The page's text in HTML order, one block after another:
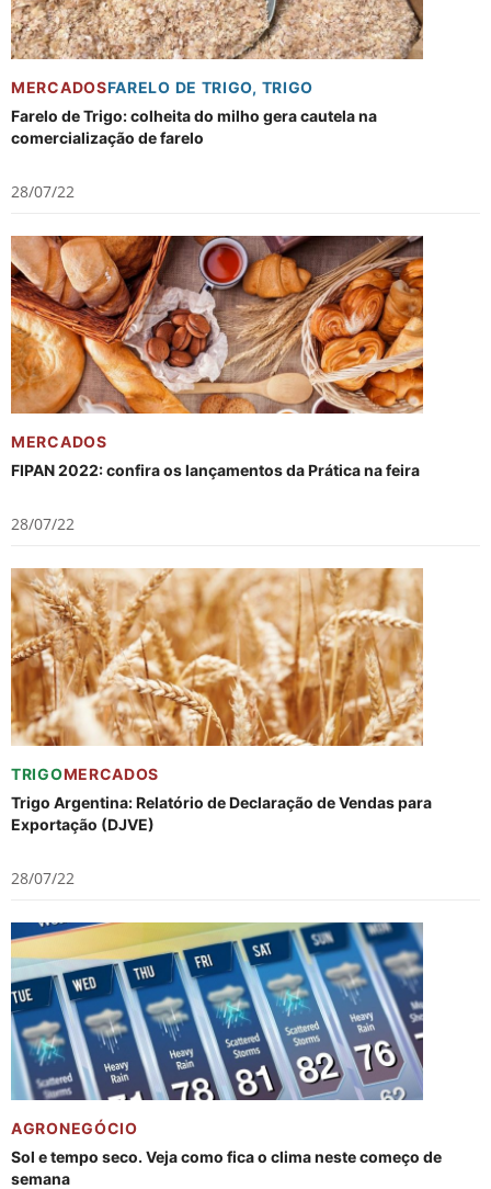
MERCADOSFARELO DE TRIGO, TRIGO
Farelo de Trigo: colheita do milho gera cautela na
comercialização de farelo
28/07/22
MERCADOS
FIPAN 2022: confira os lançamentos da Prática na feira
28/07/22
TRIGOMERCADOS
Trigo Argentina: Relatório de Declaração de Vendas para
Exportação (DJVE)
28/07/22
AGRONEGÓCIO
Sol e tempo seco. Veja como fica o clima neste começo de
semana